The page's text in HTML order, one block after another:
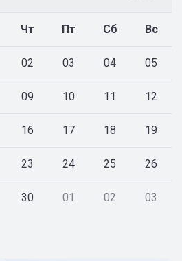
Чт Пт Сб Вс
02 03 04 05
09 10 11 12
16 17 18 19
23 24 25 26
30 01 02 03